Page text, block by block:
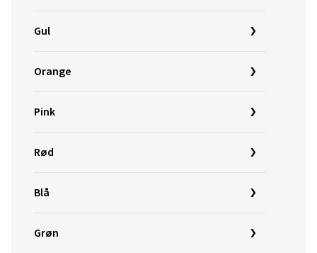
Gul
Orange
Pink
Rød
Blå
Grøn